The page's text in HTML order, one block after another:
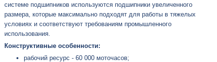
системе подшипников используются подшипники увеличенного
размера, которые максимально подходят для работы в тяжелых
условиях и соответствуют требованиям промышленного
использования.
Конструктивные особенности:
рабочий ресурс - 60 000 моточасов;